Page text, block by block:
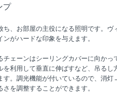
プ
ち、お部屋の主役になる照明です。ヴ
がハードな印象を与えます。
チェーンはシーリングカバーに向かっ
を利用して垂直に伸ばすなど、吊るし
す。調光機能が付いているので、消
を調整することができます。